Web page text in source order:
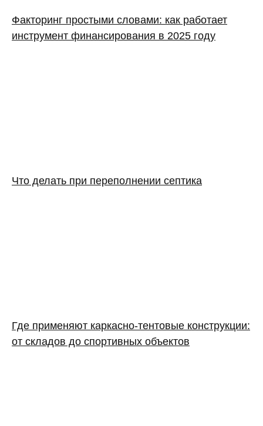
Факторинг простыми словами: как работает
инструмент финансирования в 2025 году
Что делать при переполнении септика
Где применяют каркасно‑тентовые конструкции:
от складов до спортивных объектов